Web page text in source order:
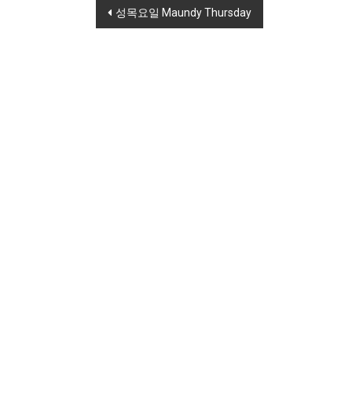
Post navigation
성목요일 Maundy Thursday